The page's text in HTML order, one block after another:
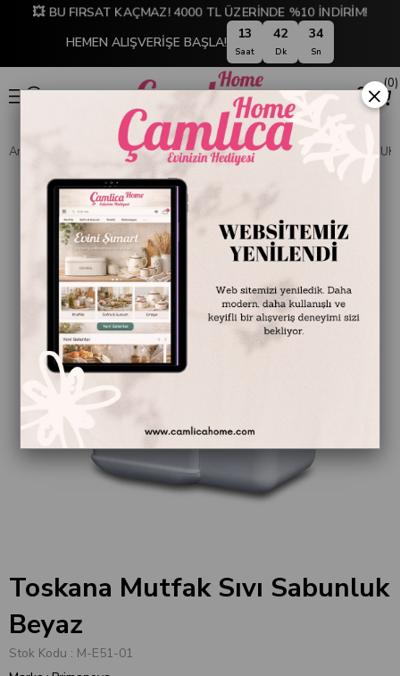
💥 BU FIRSAT KAÇMAZ! 4000 TL ÜZERİNDE %10 İNDİRİM!
HEMEN ALIŞVERİŞE BAŞLA! 13
Saat
42
Dk
33
Sn
0
Anasayfa SOFRA & MUTFAK SAKLAMA & DÜZENLEME SABUNLUK
Toskana Mutfak Sıvı Sabunluk
Beyaz
Stok Kodu
M-E51-01
×